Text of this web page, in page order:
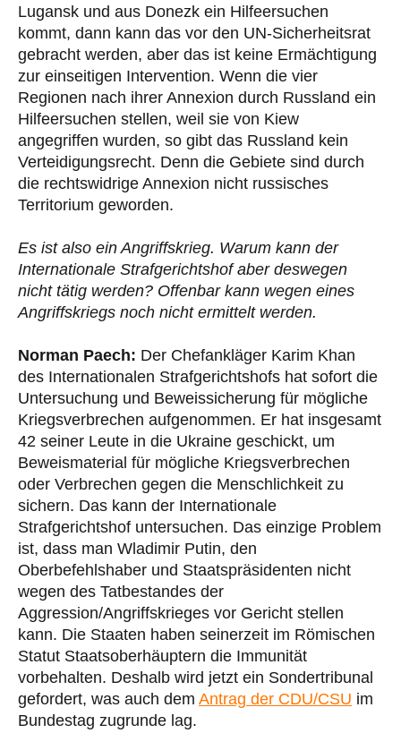
Lugansk und aus Donezk ein Hilfeersuchen
kommt, dann kann das vor den UN-Sicherheitsrat
gebracht werden, aber das ist keine Ermächtigung
zur einseitigen Intervention. Wenn die vier
Regionen nach ihrer Annexion durch Russland ein
Hilfeersuchen stellen, weil sie von Kiew
angegriffen wurden, so gibt das Russland kein
Verteidigungsrecht. Denn die Gebiete sind durch
die rechtswidrige Annexion nicht russisches
Territorium geworden.
Es ist also ein Angriffskrieg. Warum kann der
Internationale Strafgerichtshof aber deswegen
nicht tätig werden? Offenbar kann wegen eines
Angriffskriegs noch nicht ermittelt werden.
Norman Paech: Der Chefankläger Karim Khan
des Internationalen Strafgerichtshofs hat sofort die
Untersuchung und Beweissicherung für mögliche
Kriegsverbrechen aufgenommen. Er hat insgesamt
42 seiner Leute in die Ukraine geschickt, um
Beweismaterial für mögliche Kriegsverbrechen
oder Verbrechen gegen die Menschlichkeit zu
sichern. Das kann der Internationale
Strafgerichtshof untersuchen. Das einzige Problem
ist, dass man Wladimir Putin, den
Oberbefehlshaber und Staatspräsidenten nicht
wegen des Tatbestandes der
Aggression/Angriffskrieges vor Gericht stellen
kann. Die Staaten haben seinerzeit im Römischen
Statut Staatsoberhäuptern die Immunität
vorbehalten. Deshalb wird jetzt ein Sondertribunal
gefordert, was auch dem Antrag der CDU/CSU im
Bundestag zugrunde lag.